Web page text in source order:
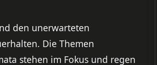
den unerwarteten
Die Themen
stehen im Fokus und regen